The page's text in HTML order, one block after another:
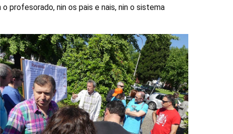
profesorado, nin os pais e nais, nin o sistema